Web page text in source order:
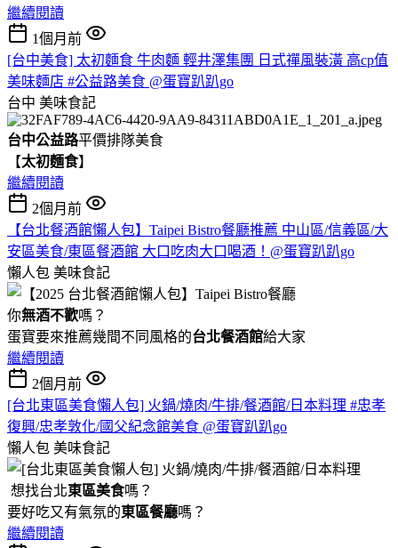
繼續閱讀
1個月前
[台中美食] 太初麵食 牛肉麵 輕井澤集團 日式禪風裝潢 高cp值
美味麵店 #公益路美食 @蛋寶趴趴go
台中 美味食記
台中公益路平價排隊美食
【太初麵食】
繼續閱讀
2個月前
【台北餐酒館懶人包】Taipei Bistro餐廳推薦 中山區/信義區/大
安區美食/東區餐酒館 大口吃肉大口喝酒！@蛋寶趴趴go
懶人包 美味食記
你無酒不歡嗎？
蛋寶要來推薦幾間不同風格的台北餐酒館給大家
繼續閱讀
2個月前
[台北東區美食懶人包] 火鍋/燒肉/牛排/餐酒館/日本料理 #忠孝
復興/忠孝敦化/國父紀念館美食 @蛋寶趴趴go
懶人包 美味食記
想找台北東區美食嗎？
要好吃又有氣氛的東區餐廳嗎？
繼續閱讀